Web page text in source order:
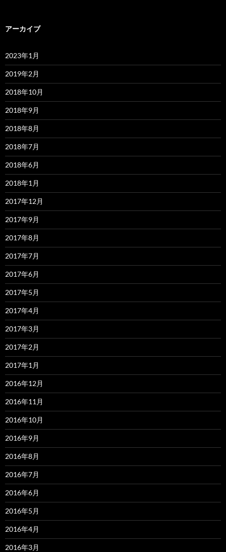
アーカイブ
2023年1月
2019年2月
2018年10月
2018年9月
2018年8月
2018年7月
2018年6月
2018年1月
2017年12月
2017年9月
2017年8月
2017年7月
2017年6月
2017年5月
2017年4月
2017年3月
2017年2月
2017年1月
2016年12月
2016年11月
2016年10月
2016年9月
2016年8月
2016年7月
2016年6月
2016年5月
2016年4月
2016年3月